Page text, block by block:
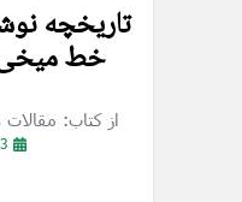
تاريخچه
خط
از کتاب:
03 June 2024